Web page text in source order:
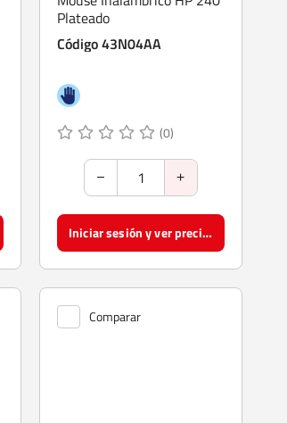
Plateado
Código 43N04AA
(0)
Iniciar sesión y ver precios
Comparar